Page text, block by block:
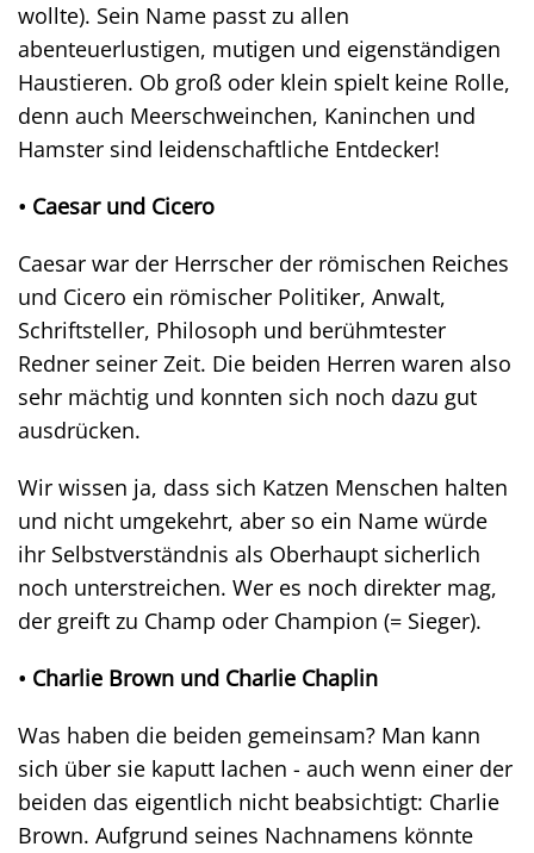
wollte). Sein Name passt zu allen
abenteuerlustigen, mutigen und eigenständigen
Haustieren. Ob groß oder klein spielt keine Rolle,
denn auch Meerschweinchen, Kaninchen und
Hamster sind leidenschaftliche Entdecker!
• Caesar und Cicero
Caesar war der Herrscher der römischen Reiches
und Cicero ein römischer Politiker, Anwalt,
Schriftsteller, Philosoph und berühmtester
Redner seiner Zeit. Die beiden Herren waren also
sehr mächtig und konnten sich noch dazu gut
ausdrücken.
Wir wissen ja, dass sich Katzen Menschen halten
und nicht umgekehrt, aber so ein Name würde
ihr Selbstverständnis als Oberhaupt sicherlich
noch unterstreichen. Wer es noch direkter mag,
der greift zu Champ oder Champion (= Sieger).
• Charlie Brown und Charlie Chaplin
Was haben die beiden gemeinsam? Man kann
sich über sie kaputt lachen - auch wenn einer der
beiden das eigentlich nicht beabsichtigt: Charlie
Brown. Aufgrund seines Nachnamens könnte